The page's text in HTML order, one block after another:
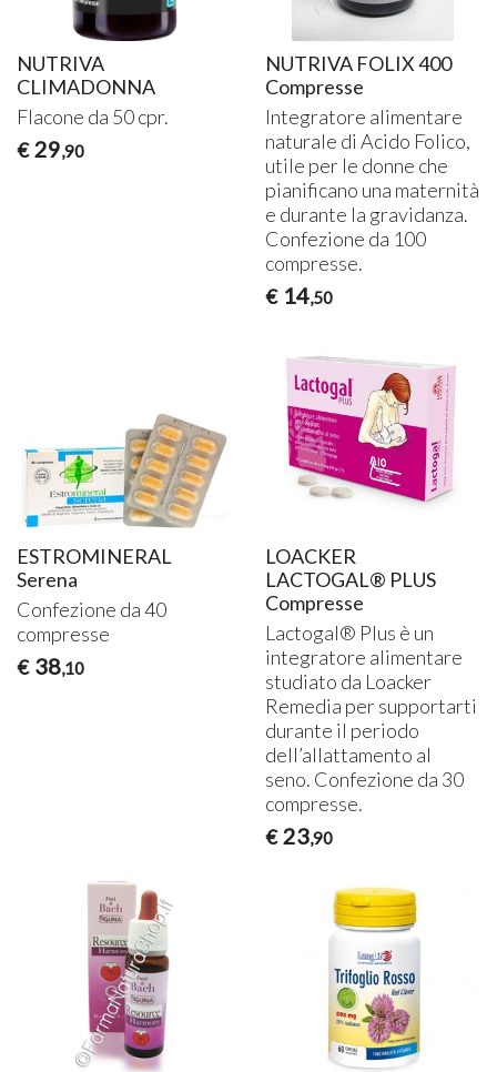
NUTRIVA
CLIMADONNA
Flacone da 50 cpr.
€ 29,90
NUTRIVA FOLIX 400
Compresse
Integratore alimentare
naturale di Acido Folico,
utile per le donne che
pianificano una maternità
e durante la gravidanza.
Confezione da 100
compresse.
€ 14,50
ESTROMINERAL
Serena
Confezione da 40
compresse
€ 38,10
LOACKER
LACTOGAL® PLUS
Compresse
Lactogal® Plus è un
integratore alimentare
studiato da Loacker
Remedia per supportarti
durante il periodo
dell’allattamento al
seno. Confezione da 30
compresse.
€ 23,90